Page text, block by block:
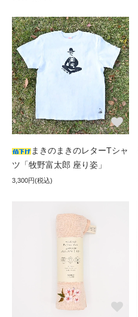
まきのまきのレターTシャ
ツ「牧野富太郎 座り姿」
3,300円(税込)